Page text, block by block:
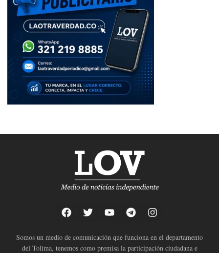
Somos un medio de comunicación que funciona en el departamento
del Tolima, tenemos como premisa la participación ciudadana e